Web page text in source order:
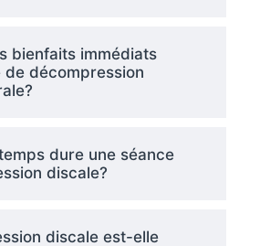
bienfaits immédiats
de décompression
dure une séance
discale?
discale est-elle